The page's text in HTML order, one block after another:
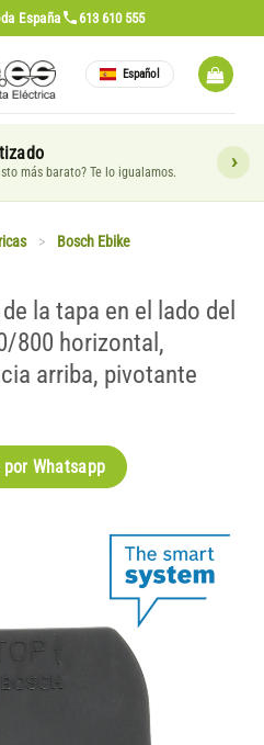
España 613 610 555
Español
más barato? Te lo igualamos.
> Bosch Ebike
la tapa en el lado del
800 horizontal,
arriba, pivotante
Whatsapp